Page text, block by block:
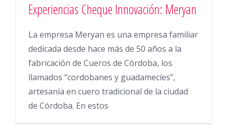
Experiencias Cheque Innovación: Meryan
La empresa Meryan es una empresa familiar
dedicada desde hace más de 50 años a la
fabricación de Cueros de Córdoba, los
llamados “cordobanes y guadamecíes”,
artesanía en cuero tradicional de la ciudad
de Córdoba. En estos